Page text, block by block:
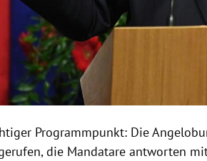
Programmpunkt: Die
die Mandatare antworten